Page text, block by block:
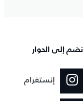
انضم إلى الحوار
إنستغرام